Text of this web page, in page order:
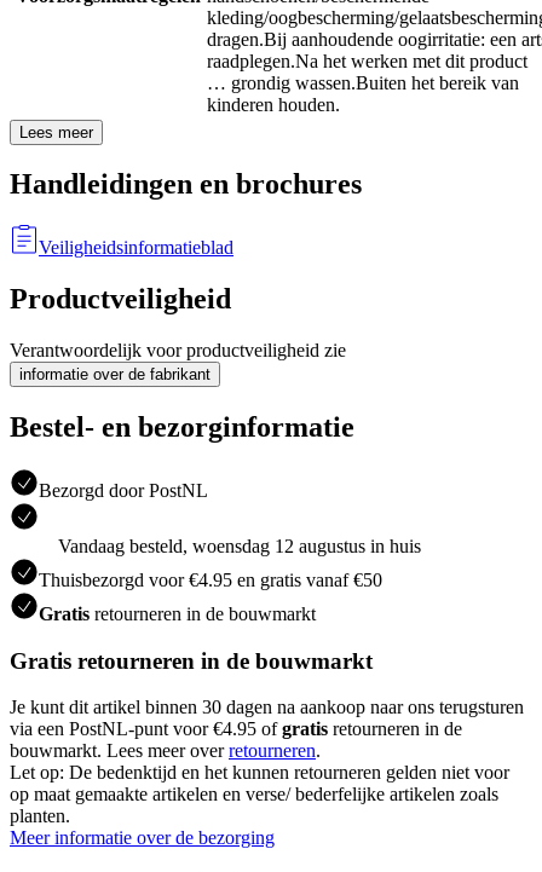
kleding/oogbescherming/
dragen.Bij aanhoudende oogirritatie: een
raadplegen.Na het werken met dit product
… grondig wassen.Buiten het bereik van
kinderen houden.
Lees meer
Handleidingen en brochures
Veiligheidsinformatieblad
Productveiligheid
Verantwoordelijk voor productveiligheid zie
informatie over de fabrikant
Bestel- en bezorginformatie
Bezorgd door PostNL
Vandaag besteld, woensdag 12 augustus in huis
Thuisbezorgd voor €4.95 en gratis vanaf €50
Gratis retourneren in de bouwmarkt
Gratis retourneren in de bouwmarkt
Je kunt dit artikel binnen 30 dagen na aankoop naar ons terugsturen
via een PostNL-punt voor €4.95 ofgratis retourneren in de
bouwmarkt. Lees meer overretourneren.
Let op: De bedenktijd en het kunnen retourneren gelden niet voor
op maat gemaakte artikelen en verse/ bederfelijke artikelen zoals
planten.
Meer informatie over de bezorging